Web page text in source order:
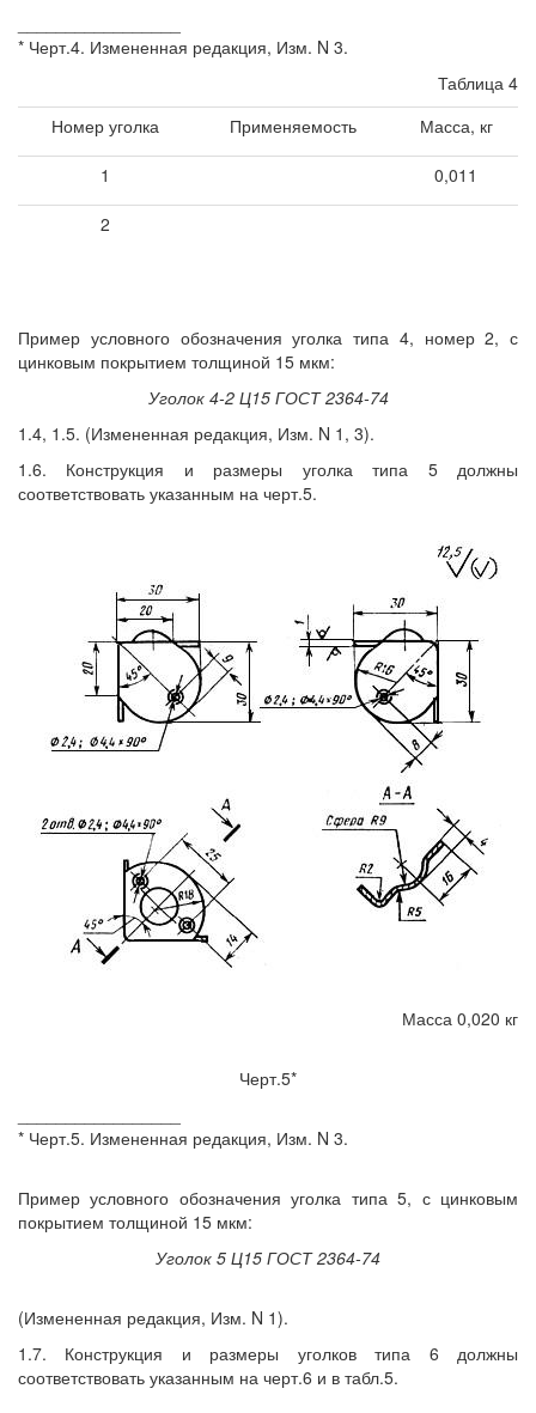
* Черт.4. Измененная редакция, Изм. N 3.
Таблица 4
Номер уголка
Применяемость Масса, кг
1 0,011
2
Пример условного обозначения уголка типа 4, номер 2, с
цинковым покрытием толщиной 15 мкм:
Уголок 4-2 Ц15 ГОСТ 2364-74
1.4, 1.5. (Измененная редакция, Изм. N 1, 3).
1.6. Конструкция и размеры уголка типа 5 должны
соответствовать указанным на черт.5.
Масса 0,020 кг
Черт.5*
* Черт.5. Измененная редакция, Изм. N 3.
Пример условного обозначения уголка типа 5, с цинковым
покрытием толщиной 15 мкм:
Уголок 5 Ц15 ГОСТ 2364-74
(Измененная редакция, Изм. N 1).
1.7. Конструкция и размеры уголков типа 6 должны
соответствовать указанным на черт.6 и в табл.5.